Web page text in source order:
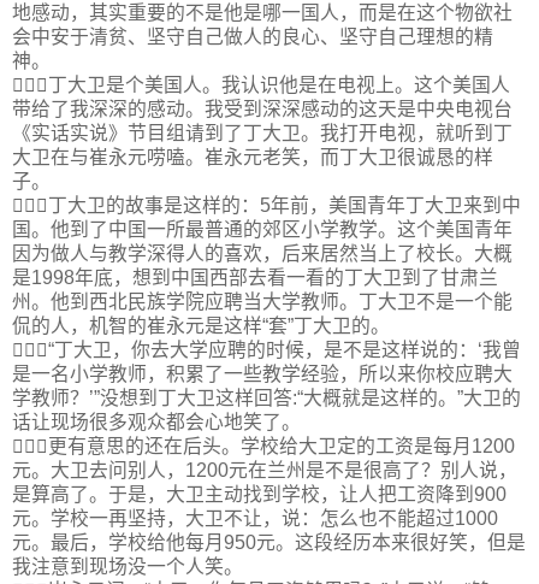
地感动，其实重要的不是他是哪一国人，而是在这个物欲社
会中安于清贫、坚守自己做人的良心、坚守自己理想的精
神。
丁大卫是个美国人。我认识他是在电视上。这个美国人
带给了我深深的感动。我受到深深感动的这天是中央电视台
《实话实说》节目组请到了丁大卫。我打开电视，就听到丁
大卫在与崔永元唠嗑。崔永元老笑，而丁大卫很诚恳的样
子。
丁大卫的故事是这样的：5年前，美国青年丁大卫来到中
国。他到了中国一所最普通的郊区小学教学。这个美国青年
因为做人与教学深得人的喜欢，后来居然当上了校长。大概
是1998年底，想到中国西部去看一看的丁大卫到了甘肃兰
州。他到西北民族学院应聘当大学教师。丁大卫不是一个能
侃的人，机智的崔永元是这样“套”丁大卫的。
“丁大卫，你去大学应聘的时候，是不是这样说的：‘我曾
是一名小学教师，积累了一些教学经验，所以来你校应聘大
学教师？’”没想到丁大卫这样回答:“大概就是这样的。”大卫的
话让现场很多观众都会心地笑了。
更有意思的还在后头。学校给大卫定的工资是每月1200
元。大卫去问别人，1200元在兰州是不是很高了？别人说，
是算高了。于是，大卫主动找到学校，让人把工资降到900
元。学校一再坚持，大卫不让，说：怎么也不能超过1000
元。最后，学校给他每月950元。这段经历本来很好笑，但是
我注意到现场没一个人笑。